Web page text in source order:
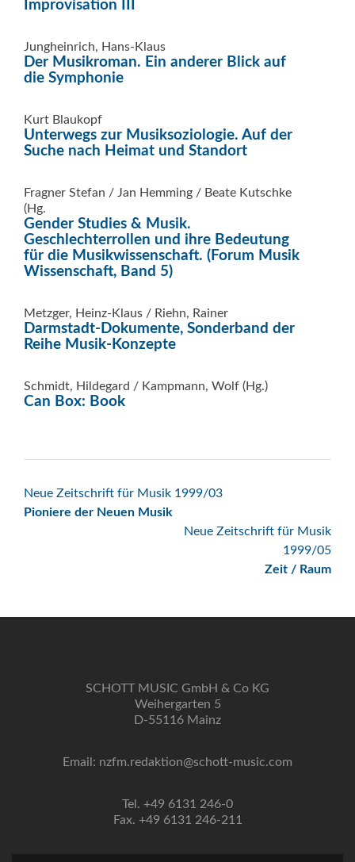
Improvisation III
Jungheinrich, Hans-Klaus
Der Musikroman. Ein anderer Blick auf
die Symphonie
Kurt Blaukopf
Unterwegs zur Musiksoziologie. Auf der
Suche nach Heimat und Standort
Fragner Stefan / Jan Hemming / Beate Kutschke
(Hg.
Gender Studies & Musik.
Geschlechterrollen und ihre Bedeutung
für die Musikwissenschaft. (Forum Musik
Wissenschaft, Band 5)
Metzger, Heinz-Klaus / Riehn, Rainer
Darmstadt-Dokumente, Sonderband der
Reihe Musik-Konzepte
Schmidt, Hildegard / Kampmann, Wolf (Hg.)
Can Box: Book
Beitrags-
Navigation
Neue Zeitschrift für Musik 1999/03
Pioniere der Neuen Musik
Neue Zeitschrift für Musik
1999/05
Zeit / Raum
SCHOTT MUSIC GmbH & Co KG
Weihergarten 5
D-55116 Mainz
Email: nzfm.redaktion@schott-music.com
Tel. +49 6131 246-0
Fax. +49 6131 246-211